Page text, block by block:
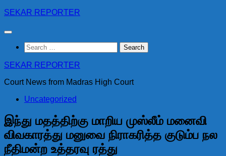
Skip
content
SEKAR REPORTER
Search
for:
SEKAR REPORTER
Court News from Madras High Court
Uncategorized
இந்து மதத்திற்கு மாறிய முஸ்லீம் மனைவி
விவகாரத்து மனுவை நிராகரித்த குடும்ப நல
நீதிமன்ற உத்தரவு ரத்து